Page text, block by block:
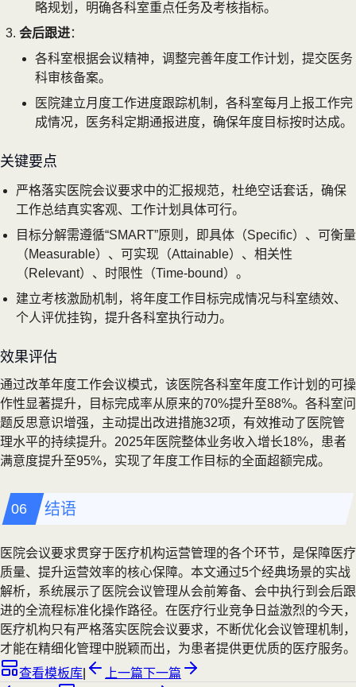
略规划，明确各科室重点任务及考核指标。
会后跟进：
各科室根据会议精神，调整完善年度工作计划，提交医务
科审核备案。
医院建立月度工作进度跟踪机制，各科室每月上报工作完
成情况，医务科定期通报进度，确保年度目标按时达成。
关键要点
严格落实医院会议要求中的汇报规范，杜绝空话套话，确保
工作总结真实客观、工作计划具体可行。
目标分解需遵循“SMART”原则，即具体（Specific）、可衡量
（Measurable）、可实现（Attainable）、相关性
（Relevant）、时限性（Time-bound）。
建立考核激励机制，将年度工作目标完成情况与科室绩效、
个人评优挂钩，提升各科室执行动力。
效果评估
通过改革年度工作会议模式，该医院各科室年度工作计划的可操
作性显著提升，目标完成率从原来的70%提升至88%。各科室问
题反思意识增强，主动提出改进措施32项，有效推动了医院管
理水平的持续提升。2025年医院整体业务收入增长18%，患者
满意度提升至95%，实现了年度工作目标的全面超额完成。
结语
医院会议要求贯穿于医疗机构运营管理的各个环节，是保障医疗
质量、提升运营效率的核心保障。本文通过5个经典场景的实战
解析，系统展示了医院会议管理从会前筹备、会中执行到会后跟
进的全流程标准化操作路径。在医疗行业竞争日益激烈的今天，
医疗机构只有严格落实医院会议要求，不断优化会议管理机制，
才能在精细化管理中脱颖而出，为患者提供更优质的医疗服务。
查看模板库
上一篇下一篇